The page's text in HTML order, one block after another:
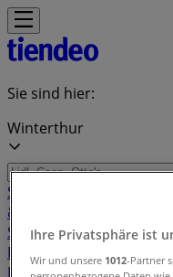
Sie sind hier:
Winterthur
Schnäppchen
& Accessoires
SchönheitBaumärkte &
Baby Auto, Motorrad &
FreizeitOptiker &
Ihre Privatsphäre ist
Wir und unsere 1012-Partner